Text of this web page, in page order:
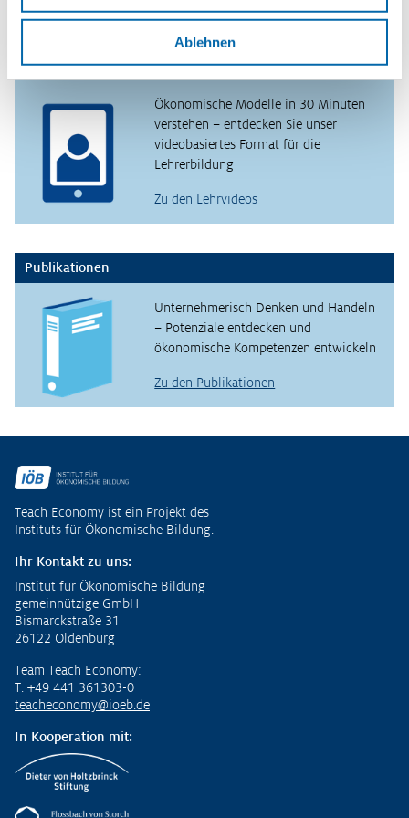
Ablehnen
Lehrvideos für Lehrkräfte
Ökonomische Modelle in 30 Minuten
verstehen – entdecken Sie unser
videobasiertes Format für die
Lehrerbildung
Zu den Lehrvideos
Publikationen
Unternehmerisch Denken und Handeln
– Potenziale entdecken und
ökonomische Kompetenzen entwickeln
Zu den Publikationen
Teach Economy ist ein Projekt des
Instituts für Ökonomische Bildung.
Ihr Kontakt zu uns:
Institut für Ökonomische Bildung
gemeinnützige GmbH
Bismarckstraße 31
26122 Oldenburg
Team Teach Economy:
T. +49 441 361303-0
teacheconomy@ioeb.de
In Kooperation mit: